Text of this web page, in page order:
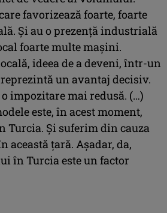
favorizează foarte, foarte
Și au o prezență industrială
foarte multe mașini.
ideea de a deveni, într-un
un avantaj decisiv.
impozitare mai redusă. (…)
este, în acest moment,
Turcia. Și suferim din cauza
această țară. Așadar, da,
în Turcia este un factor